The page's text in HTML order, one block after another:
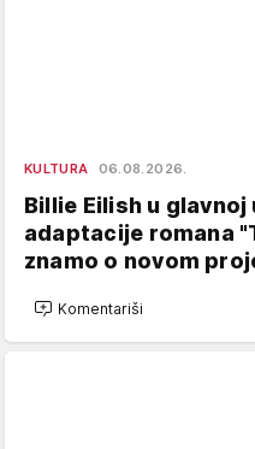
KULTURA 06.08.2026.
Billie Eilish u
adaptacije romana
znamo o novom
Komentariši